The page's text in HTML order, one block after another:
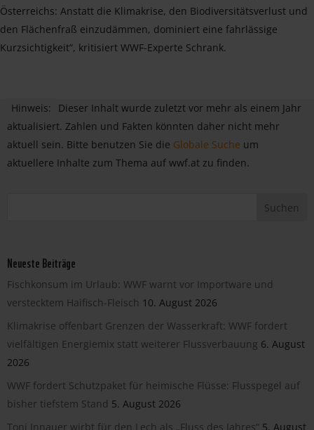
Österreichs: Anstatt die Klimakrise, den Biodiversitätsverlust und
den Flächenfraß einzudämmen, dominiert eine fahrlässige
Kurzsichtigkeit“, kritisiert WWF-Experte Schrank.
Hinweis:
Dieser Inhalt wurde zuletzt vor mehr als einem Jahr
aktualisiert. Zahlen und Fakten könnten daher nicht mehr
aktuell sein. Bitte benutzen Sie die Globale Suche um
aktuellere Inhalte zum Thema auf wwf.at zu finden.
Neueste Beiträge
Fischkonsum im Urlaub: WWF warnt vor Importware und
verstecktem Haifisch-Fleisch 10. August 2026
Klimakrise offenbart Grenzen der Wasserkraft: WWF fordert
vielfältigen Energiemix statt weiterer Flussverbauung 6. August
2026
WWF fordert Schutzpaket für heimische Flüsse: Flusspegel auf
bisher tiefstem Stand 5. August 2026
Toni Innauer wirbt für den Lech als „Fluss des Jahres“ 5. August